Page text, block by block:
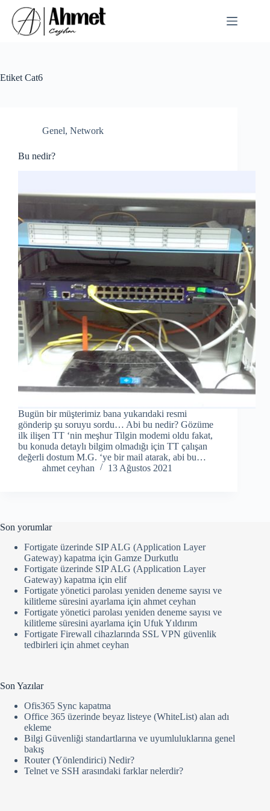
content
Etiket Cat6
Genel, Network
Bu nedir?
Bugün bir müşterimiz bana yukarıdaki resmi
gönderip şu soruyu sordu… Abi bu nedir? Gözüme
ilk ilişen TT ‘nin meşhur Tilgin modemi oldu fakat,
bu konuda detaylı bilgim olmadığı için TT çalışan
değerli dostum M.G. ‘ye bir mail atarak, abi bu…
ahmet ceyhan
13 Ağustos 2021
Son yorumlar
Fortigate üzerinde SIP ALG (Application Layer
Gateway) kapatma için Gamze Durkutlu
Fortigate üzerinde SIP ALG (Application Layer
Gateway) kapatma için elif
Fortigate yönetici parolası yeniden deneme sayısı ve
kilitleme süresini ayarlama için ahmet ceyhan
Fortigate yönetici parolası yeniden deneme sayısı ve
kilitleme süresini ayarlama için Ufuk Yıldırım
Fortigate Firewall cihazlarında SSL VPN güvenlik
tedbirleri için ahmet ceyhan
Son Yazılar
Ofis365 Sync kapatma
Office 365 üzerinde beyaz listeye (WhiteList) alan adı
ekleme
Bilgi Güvenliği standartlarına ve uyumluluklarına genel
bakış
Router (Yönlendirici) Nedir?
Telnet ve SSH arasındaki farklar nelerdir?